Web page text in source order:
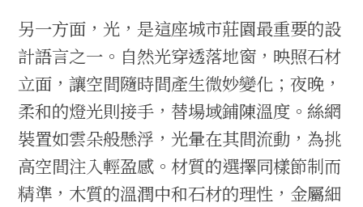
另一方面，光，是這座城市莊園最重要的設
計語言之一。自然光穿透落地窗，映照石材
立面，讓空間隨時間產生微妙變化；夜晚，
柔和的燈光則接手，替場域鋪陳溫度。絲網
裝置如雲朵般懸浮，光暈在其間流動，為挑
高空間注入輕盈感。材質的選擇同樣節制而
精準，木質的溫潤中和石材的理性，金屬細